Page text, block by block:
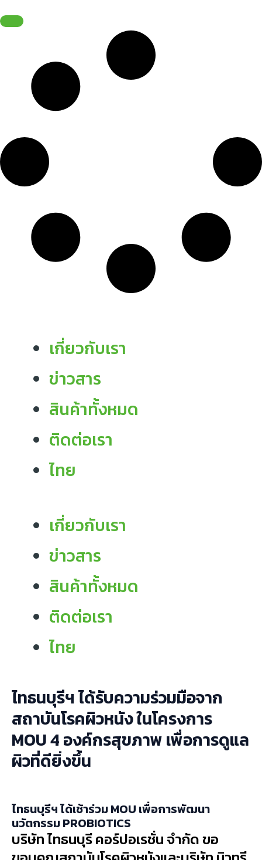
เกี่ยวกับเรา
ข่าวสาร
สินค้าทั้งหมด
ติดต่อเรา
ไทย
เกี่ยวกับเรา
ข่าวสาร
สินค้าทั้งหมด
ติดต่อเรา
ไทย
ไทธนบุรีฯ ได้รับความร่วมมือจาก
สถาบันโรคผิวหนัง ในโครงการ
MOU 4 องค์กรสุขภาพ เพื่อการดูแล
ผิวที่ดียิ่งขึ้น
ไทธนบุรีฯ ได้เช้าร่วม MOU เพื่อการพัฒนา
นวัตกรรม PROBIOTICS
บริษัท ไทธนบุรี คอร์ปอเรชั่น จำกัด ขอ